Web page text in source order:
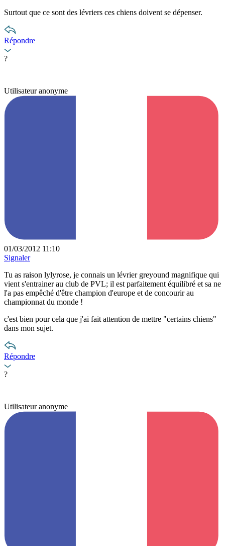
Surtout que ce sont des lévriers ces chiens doivent se dépenser.
Répondre
?
Utilisateur anonyme
01/03/2012 11:10
Signaler
Tu as raison lylyrose, je connais un lévrier greyound magnifique qui
vient s'entrainer au club de PVL; il est parfaitement équilibré et sa ne
l'a pas empêché d'être champion d'europe et de concourir au
championnat du monde !
c'est bien pour cela que j'ai fait attention de mettre "certains chiens"
dans mon sujet.
Répondre
?
Utilisateur anonyme